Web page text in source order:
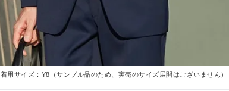
着用サイズ：Y8（サンプル品のため、実売のサイズ展開はございません）